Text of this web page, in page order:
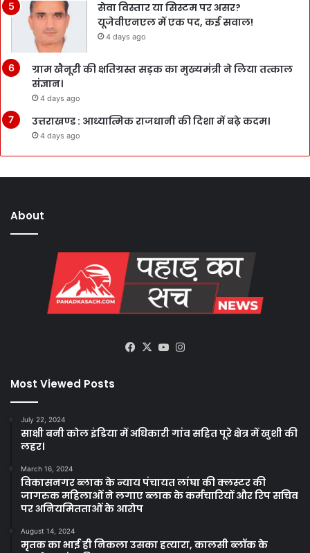
सेवा विस्तार या सिस्टम पर असर?
यूजेवीएनएल में एक पद, कई सवाल!
4 days ago
ग्राम खैनूरी की क्षतिग्रस्त सड़क का मुख्यमंत्री ने लिया तत्काल
संज्ञान।
4 days ago
उत्तराखण्ड : आध्यात्मिक राजधानी की दिशा में बढ़े कदम।
4 days ago
About
Facebook
X YouTube
Most Viewed Posts
July 22, 2024
साक्षी बनी कोल इंडिया में अधिकारी गांव सहित पूरे क्षेत्र में खुशी की
लहर।
March 16, 2024
विकासनगर ब्लाक के न्याय पंचायत लांघा की क्लस्टर की
जागरुक महिलाओं ने लगाए ब्लाक के कर्मचारियों और रिप सचिव
पर अनियमितताओं के आरोप
August 14, 2024
मृतक का भाई ही निकला उसका हत्यारा, कालसी ब्लॉक के